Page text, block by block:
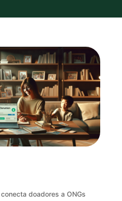
doadores a ONGs